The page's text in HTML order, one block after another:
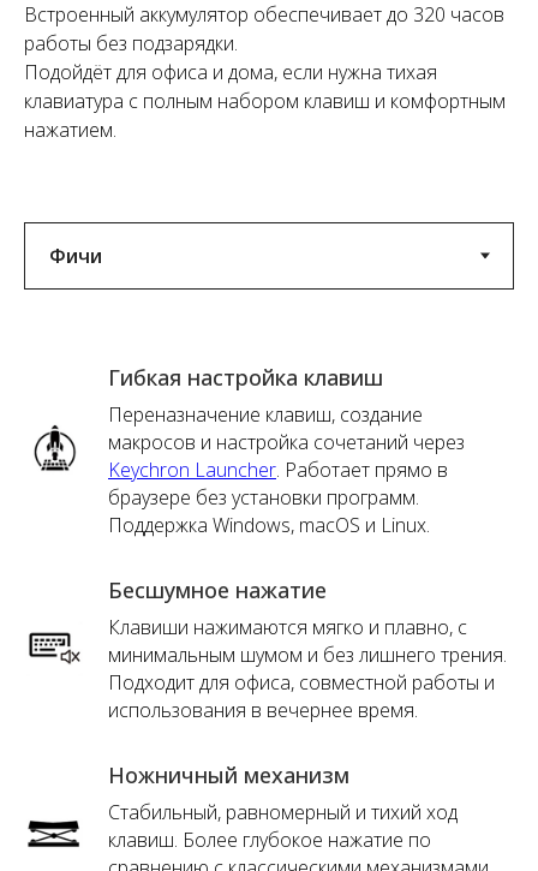
Встроенный аккумулятор обеспечивает до 320 часов
работы без подзарядки.
Подойдёт для офиса и дома, если нужна тихая
клавиатура с полным набором клавиш и комфортным
нажатием.
Гибкая настройка клавиш
Переназначение клавиш, создание
макросов и настройка сочетаний через
Keychron Launcher. Работает прямо в
браузере без установки программ.
Поддержка Windows, macOS и Linux.
Бесшумное нажатие
Клавиши нажимаются мягко и плавно, с
минимальным шумом и без лишнего трения.
Подходит для офиса, совместной работы и
использования в вечернее время.
Ножничный механизм
Стабильный, равномерный и тихий ход
клавиш. Более глубокое нажатие по